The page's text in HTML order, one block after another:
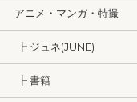
アニメ・マンガ・特撮
┣ ジュネ(JUNE)
┣ 書籍